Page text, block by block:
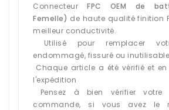
Connecteur FPC OEM de
Femelle) de haute qualité finition
meilleur conductivité.
Utilisé pour remplacer
endommagé, fissuré ou inutilisable
Chaque article a été vérifié et
l'expédition
Pensez à bien vérifier votre
commande, si vous avez le